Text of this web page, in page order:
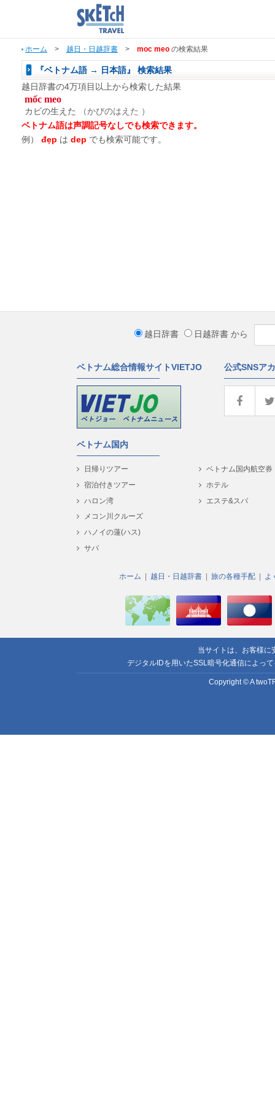
ホーム > 越日・日越辞書 > moc meo の検索結果
『ベトナム語 → 日本語』 検索結果
越日辞書の4万項目以上から検索した結果
mốc meo
カビの生えた
（かびのはえた ）
ベトナム語は声調記号なしでも検索できます。
例）
đẹp は dep でも検索可能です。
越日辞書 日越辞書 から
ベトナム総合情報サイトVIETJO 公式SNSア
ベトナム国内
日帰りツアー
宿泊付きツアー
ハロン湾
メコン川クルーズ
ハノイの蓮(ハス)
サパ
ベトナム国内航空券
ホテル
エステ&スパ
ホーム 越日・日越辞書 旅の各種手配 よ
当サイトは、お客様に
デジタルIDを用いたSSL暗号化通信によっ
Copyright © A